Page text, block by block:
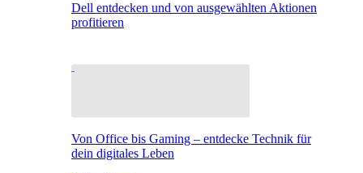
Dell entdecken und von ausgewählten Aktionen
profitieren
Von Office bis Gaming – entdecke Technik für
dein digitales Leben